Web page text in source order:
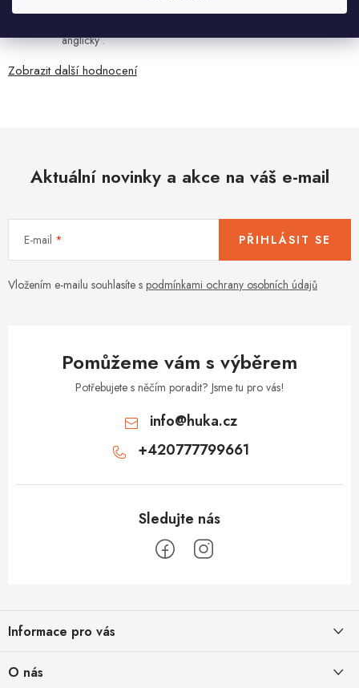
anglicky .
Zobrazit další hodnocení
Aktuální novinky a akce na váš e-mail
E-mail
Vložením e-mailu souhlasíte s podmínkami ochrany osobních údajů
PŘIHLÁSIT SE
Pomůžeme vám s výběrem
Potřebujete s něčím poradit? Jsme tu pro vás!
info@huka.cz
+420777799661
pInformace pro vás
O nás